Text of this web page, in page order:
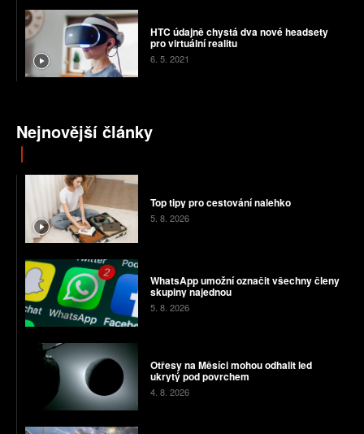
HTC údajně chystá dva nové headsety
pro virtuální realitu
6. 5. 2021
Nejnovější články
Top tipy pro cestování nalehko
5. 8. 2026
WhatsApp umožní označit všechny členy
skupiny najednou
5. 8. 2026
Otřesy na Měsíci mohou odhalit led
ukrytý pod povrchem
4. 8. 2026